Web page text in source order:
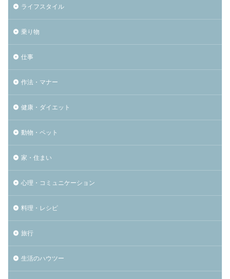
ライフスタイル
乗り物
仕事
作法・マナー
健康・ダイエット
動物・ペット
家・住まい
心理・コミュニケーション
料理・レシピ
旅行
生活のハウツー